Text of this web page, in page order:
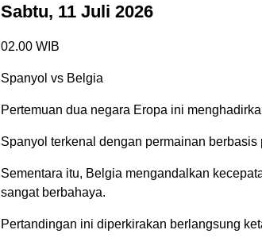
Sabtu, 11 Juli 2026
02.00 WIB
Spanyol vs Belgia
Pertemuan dua negara Eropa ini
Spanyol terkenal dengan permainan berbasis
Sementara itu, Belgia mengandalkan
sangat berbahaya.
Pertandingan ini diperkirakan berlangsung